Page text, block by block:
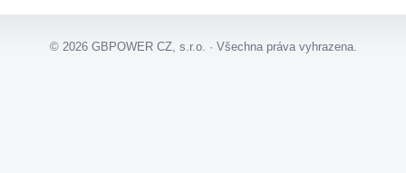
© 2026GBPOWER CZ, s.r.o. · Všechna práva vyhrazena.